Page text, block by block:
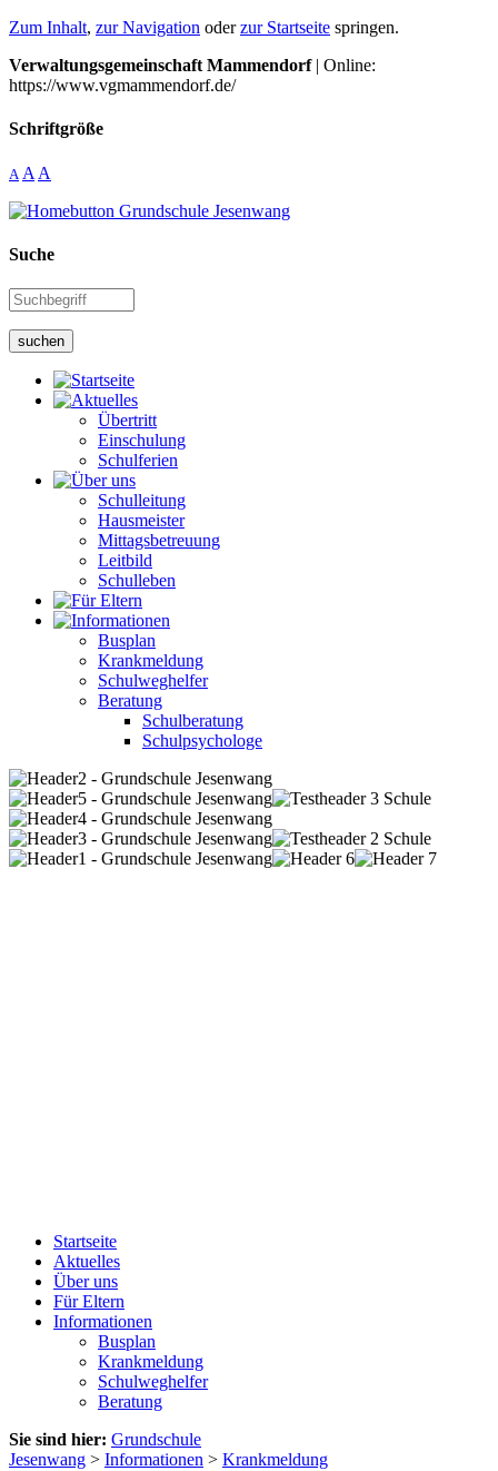
Zum Inhalt, zur Navigation oderzur Startseite springen.
Verwaltungsgemeinschaft Mammendorf| Online:
https://www.vgmammendorf.de/
Schriftgröße
A A A
Suche
suchen
Übertritt
Einschulung
Schulferien
Schulleitung
Hausmeister
Mittagsbetreuung
Leitbild
Schulleben
Busplan
Krankmeldung
Schulweghelfer
Beratung
Schulberatung
Schulpsychologe
Startseite
Aktuelles
Über uns
Für Eltern
Informationen
Busplan
Krankmeldung
Schulweghelfer
Beratung
Sie sind hier: Grundschule
Jesenwang > Informationen > Krankmeldung